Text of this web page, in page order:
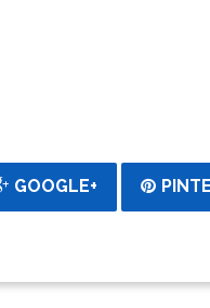
GOOGLE+